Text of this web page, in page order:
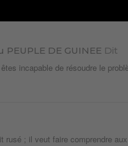
DE GUINEE Dit
incapable de résoudre le
rusé ; il veut faire comprendre